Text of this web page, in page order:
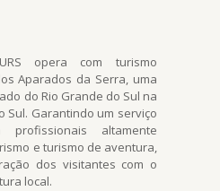
opera com turismo
Aparados da Serra, uma
do Rio Grande do Sul na
Sul. Garantindo um serviço
altamente
e turismo de aventura,
dos visitantes com o
local.